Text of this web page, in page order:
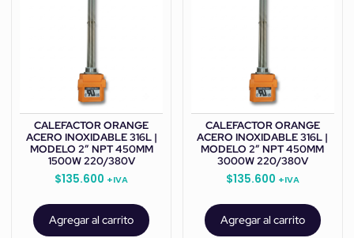
CALEFACTOR ORANGE
ACERO INOXIDABLE 316L |
MODELO 2” NPT 450MM
1500W 220/380V
$135.600 +IVA
Agregar al carrito
CALEFACTOR ORANGE
ACERO INOXIDABLE 316L |
MODELO 2” NPT 450MM
3000W 220/380V
$135.600 +IVA
Agregar al carrito